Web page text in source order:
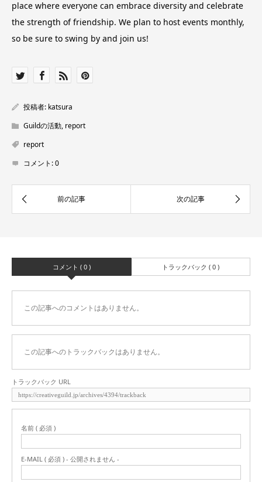
place where everyone can embrace diversity and celebrate
the strength of friendship. We plan to host events monthly,
so be sure to swing by and join us!
投稿者: katsura
Guildの活動, report
report
コメント:0
コメント ( 0 ) トラックバック ( 0 )
この記事へのコメントはありません。
この記事へのトラックバックはありません。
トラックバック URL
名前 ( 必須 )
E-MAIL ( 必須 ) - 公開されません -